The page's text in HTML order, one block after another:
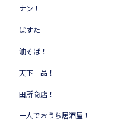
ナン！
ぱすた
油そば！
天下一品！
田所商店！
一人でおうち居酒屋！